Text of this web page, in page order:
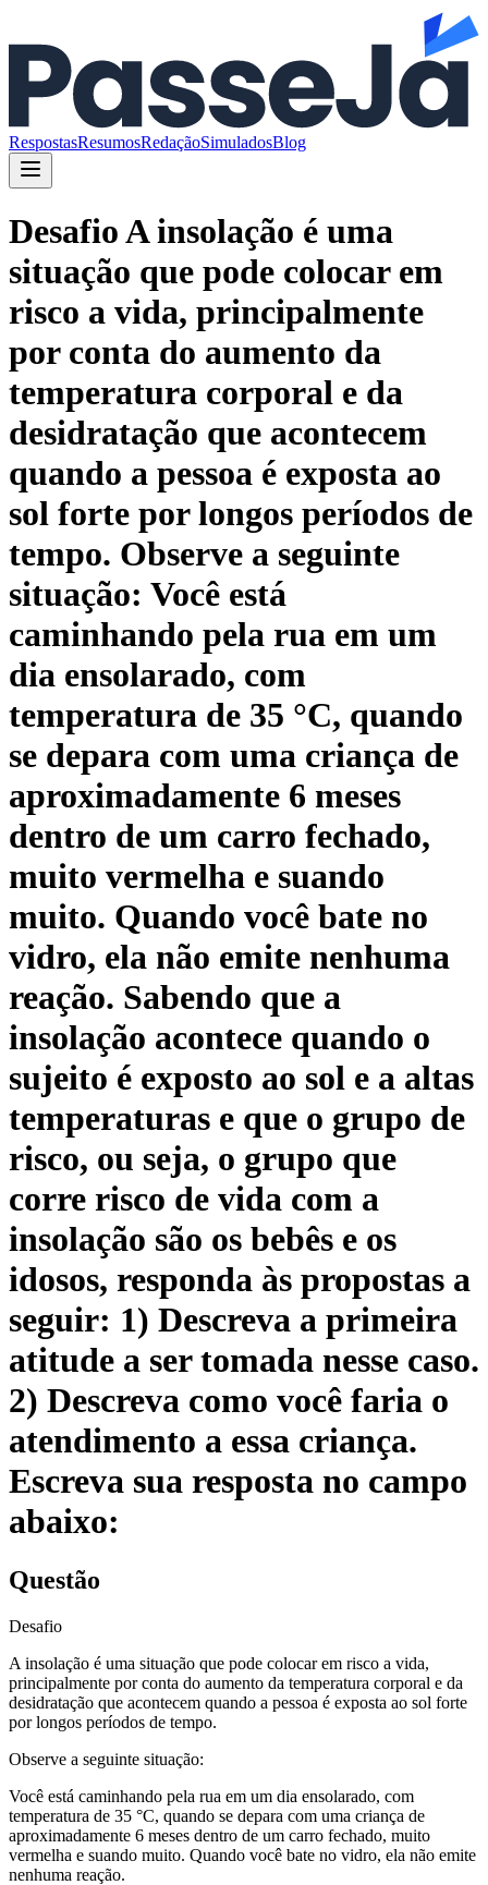
RespostasResumosRedaçãoSimuladosBlog
Desafio A insolação é uma
situação que pode colocar em
risco a vida, principalmente
por conta do aumento da
temperatura corporal e da
desidratação que acontecem
quando a pessoa é exposta ao
sol forte por longos períodos de
tempo. Observe a seguinte
situação: Você está
caminhando pela rua em um
dia ensolarado, com
temperatura de 35 °C, quando
se depara com uma criança de
aproximadamente 6 meses
dentro de um carro fechado,
muito vermelha e suando
muito. Quando você bate no
vidro, ela não emite nenhuma
reação. Sabendo que a
insolação acontece quando o
sujeito é exposto ao sol e a altas
temperaturas e que o grupo de
risco, ou seja, o grupo que
corre risco de vida com a
insolação são os bebês e os
idosos, responda às propostas a
seguir: 1) Descreva a primeira
atitude a ser tomada nesse caso.
2) Descreva como você faria o
atendimento a essa criança.
Escreva sua resposta no campo
abaixo:
Questão
Desafio
A insolação é uma situação que pode colocar em risco a vida,
principalmente por conta do aumento da temperatura corporal e da
desidratação que acontecem quando a pessoa é exposta ao sol forte
por longos períodos de tempo.
Observe a seguinte situação:
Você está caminhando pela rua em um dia ensolarado, com
temperatura de 35 °C, quando se depara com uma criança de
aproximadamente 6 meses dentro de um carro fechado, muito
vermelha e suando muito. Quando você bate no vidro, ela não emite
nenhuma reação.